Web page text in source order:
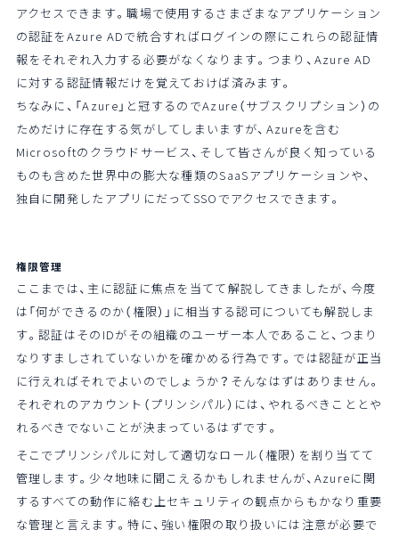
アクセスできます。職場で使用するさまざまなアプリケーション
の認証をAzure ADで統合すればログインの際にこれらの認証情
報をそれぞれ入力する必要がなくなります。つまり、Azure AD
に対する認証情報だけを覚えておけば済みます。
ちなみに、「Azure」と冠するのでAzure（サブスクリプション）の
ためだけに存在する気がしてしまいますが、Azureを含む
Microsoftのクラウドサービス、そして皆さんが良く知っている
ものも含めた世界中の膨大な種類のSaaSアプリケーションや、
独自に開発したアプリにだってSSOでアクセスできます。
権限管理
ここまでは、主に認証に焦点を当てて解説してきましたが、今度
は「何ができるのか（権限）」に相当する認可についても解説しま
す。認証はそのIDがその組織のユーザー本人であること、つまり
なりすましされていないかを確かめる行為です。では認証が正当
に行えればそれでよいのでしょうか？そんなはずはありません。
それぞれのアカウント（プリンシパル）には、やれるべきこととや
れるべきでないことが決まっているはずです。
そこでプリンシパルに対して適切なロール（権限）を割り当てて
管理します。少々地味に聞こえるかもしれませんが、Azureに関
するすべての動作に絡む上セキュリティの観点からもかなり重要
な管理と言えます。特に、強い権限の取り扱いには注意が必要で